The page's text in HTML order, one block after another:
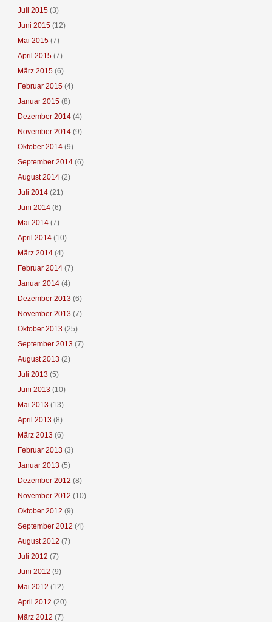
Juli 2015(3)
Juni 2015(12)
Mai 2015(7)
April 2015(7)
März 2015(6)
Februar 2015(4)
Januar 2015(8)
Dezember 2014(4)
November 2014(9)
Oktober 2014(9)
September 2014(6)
August 2014(2)
Juli 2014(21)
Juni 2014(6)
Mai 2014(7)
April 2014(10)
März 2014(4)
Februar 2014(7)
Januar 2014(4)
Dezember 2013 (6)
November 2013 (7)
Oktober 2013 (25)
September 2013 (7)
August 2013 (2)
Juli 2013 (5)
Juni 2013 (10)
Mai 2013 (13)
April 2013 (8)
März 2013 (6)
Februar 2013 (3)
Januar 2013 (5)
Dezember 2012 (8)
November 2012 (10)
Oktober 2012 (9)
September 2012 (4)
August 2012 (7)
Juli 2012 (7)
Juni 2012 (9)
Mai 2012 (12)
April 2012 (20)
März 2012 (7)